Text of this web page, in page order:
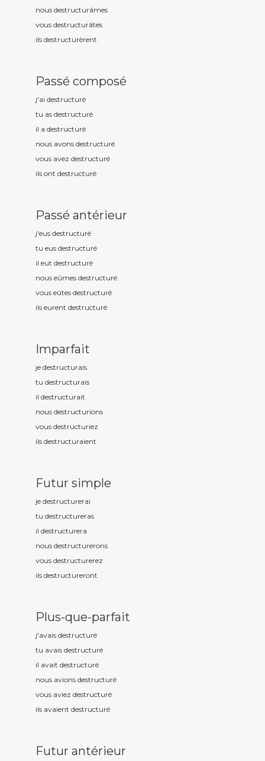
nous destructurâmes
vous destructurâtes
ils destructurèrent
Passé composé
j'ai destructuré
tu as destructuré
il a destructuré
nous avons destructuré
vous avez destructuré
ils ont destructuré
Passé antérieur
j'eus destructuré
tu eus destructuré
il eut destructuré
nous eûmes destructuré
vous eûtes destructuré
ils eurent destructuré
Imparfait
je destructurais
tu destructurais
il destructurait
nous destructurions
vous destructuriez
ils destructuraient
Futur simple
je destructurerai
tu destructureras
il destructurera
nous destructurerons
vous destructurerez
ils destructureront
Plus-que-parfait
j'avais destructuré
tu avais destructuré
il avait destructuré
nous avions destructuré
vous aviez destructuré
ils avaient destructuré
Futur antérieur